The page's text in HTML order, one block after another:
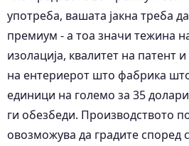
употреба, вашата јакна треба
премиум - а тоа значи тежина
изолација, квалитет на патент
на ентериерот што фабрика
единици на големо за 35
ги обезбеди. Производството
овозможува да градите според